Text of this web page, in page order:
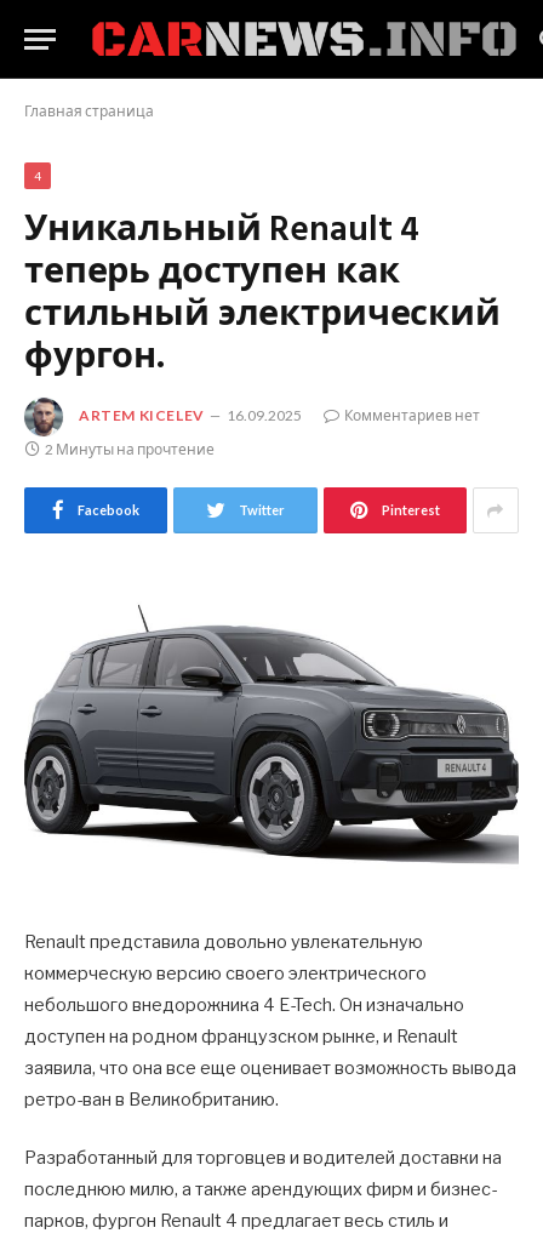
Главная страница
4
Уникальный Renault 4
теперь доступен как
стильный электрический
фургон.
ARTEM KICELEV 16.09.2025
Комментариев нет
2 Минуты на прочтение
Facebook Twitter Pinterest
Renault представила довольно увлекательную
коммерческую версию своего электрического
небольшого внедорожника 4 E-Tech. Он изначально
доступен на родном французском рынке, и Renault
заявила, что она все еще оценивает возможность вывода
ретро-ван в Великобританию.
Разработанный для торговцев и водителей доставки на
последнюю милю, а также арендующих фирм и бизнес-
парков, фургон Renault 4 предлагает весь стиль и